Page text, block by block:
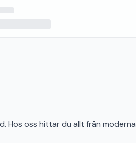
Hos oss hittar du allt från moderna